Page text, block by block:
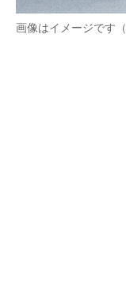
画像はイメージです（